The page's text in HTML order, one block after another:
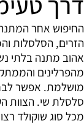
החיפוש אחר
הזרים, הסלסלות
אהוב מתנה בלתי
מהפרלינים
מושלמת. אפשר
סלסלת שי. הצוות
מכל סוג שוקולד